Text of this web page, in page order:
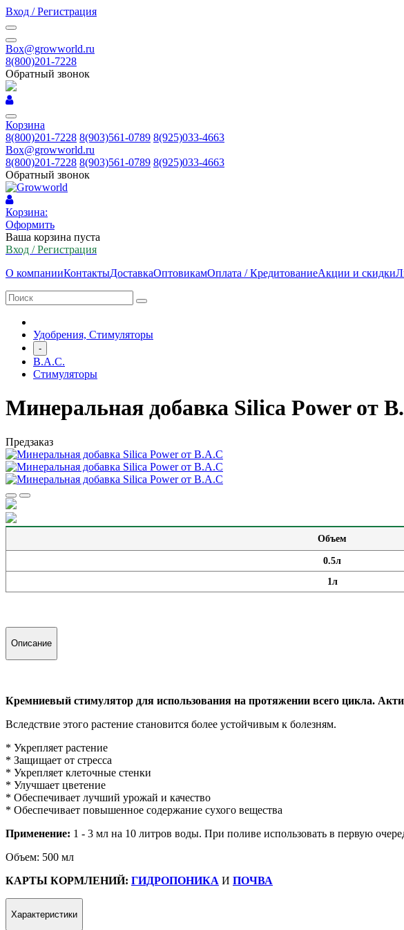
Вход / Регистрация
Box@growworld.ru
8(800)201-7228
Обратный звонок
Корзина
8(800)201-7228 8(903)561-0789 8(925)033-4663
Box@growworld.ru
8(800)201-7228 8(903)561-0789 8(925)033-4663
Обратный звонок
Корзина:
Оформить
Ваша корзина пуста
Вход / Регистрация
О компанииКонтактыДоставкаОптовикамОплата / КредитованиеАкции и скидки
Удобрения, Стимуляторы
-
B.A.C.
Стимуляторы
Минеральная добавка Silica Power от
Предзаказ
Объем
0.5л
1л
Описание
Кремниевый стимулятор для использования на протяжении всего цикла.
Вследствие этого растение становится более устойчивым к болезням.
* Укрепляет растение
* Защищает от стресса
* Укрепляет клеточные стенки
* Улучшает цветение
* Обеспечивает лучший урожай и качество
* Обеспечивает повышенное содержание сухого вещества
Применение: 1 - 3 мл на 10 литров воды. При поливе использовать в первую
Объем: 500 мл
КАРТЫ КОРМЛЕНИЙ: ГИДРОПОНИКА И ПОЧВА
Характеристики